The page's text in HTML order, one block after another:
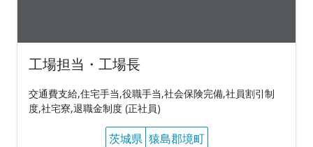
工場担当・工場長
交通費支給,住宅手当,役職手当,社会保険完備,社員割引制
度,社宅寮,退職金制度 (正社員)
茨城県 猿島郡境町